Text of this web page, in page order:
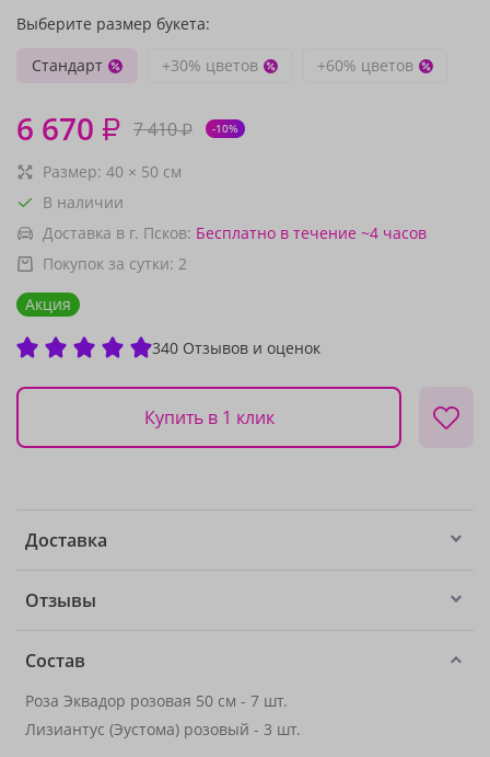
Выберите размер букета:
Стандарт
+30% цветов +60% цветов
6 670 ₽ 7 410₽ -10%
Размер: 40 × 50 см
В наличии
Доставка в г. Псков: Бесплатно в течение ~4 часов
Покупок за сутки: 2
Акция
340 Отзывов и оценок
Купить в 1 клик
Доставка
Отзывы
Состав
Роза Эквадор розовая 50 см - 7 шт.
Лизиантус (Эустома) розовый - 3 шт.